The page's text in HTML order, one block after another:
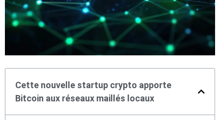
Cette nouvelle startup crypto apporte
Bitcoin aux réseaux maillés locaux